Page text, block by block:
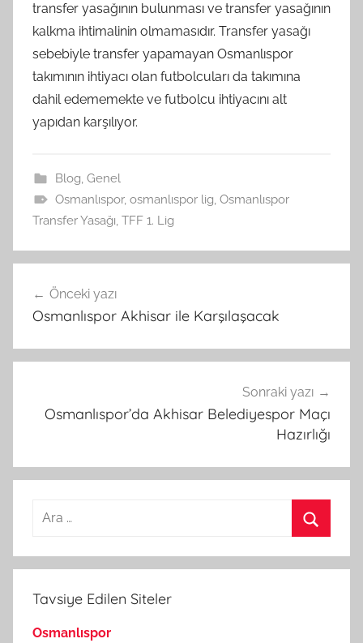
transfer yasağının bulunması ve transfer yasağının
kalkma ihtimalinin olmamasıdır. Transfer yasağı
sebebiyle transfer yapamayan Osmanlıspor
takımının ihtiyacı olan futbolcuları da takımına
dahil edememekte ve futbolcu ihtiyacını alt
yapıdan karşılıyor.
Blog, Genel
Osmanlıspor, osmanlıspor lig, Osmanlıspor
Transfer Yasağı, TFF 1. Lig
gezinmesi
Önceki yazı
Osmanlıspor Akhisar ile Karşılaşacak
Sonraki yazı
Osmanlıspor’da Akhisar Belediyespor Maçı
Hazırlığı
Arama:
Tavsiye Edilen Siteler
Osmanlıspor